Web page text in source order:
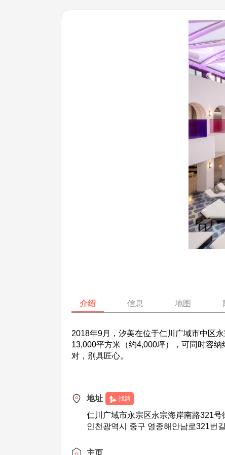
介绍 信息 地图
2018年9月，汐美在位于仁川广域市中区
13,000平方米（约4,000坪），可同时容
对，别具匠心。
地址 找路
仁川广域市永宗区永宗海岸南路321号
인천광역시 중구 영종해안남로321번
主页